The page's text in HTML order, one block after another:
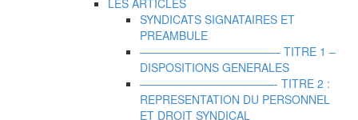
LES ARTICLES
SYNDICATS SIGNATAIRES ET
PREAMBULE
————————————– TITRE 1 –
DISPOSITIONS GENERALES
————————————- TITRE 2 :
REPRESENTATION DU PERSONNEL
ET DROIT SYNDICAL